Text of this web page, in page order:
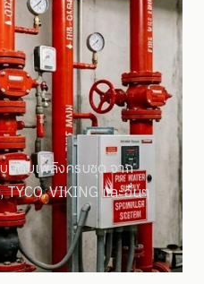
บดับเพลิงครบชุด จาก
VIKING และอื่นๆ